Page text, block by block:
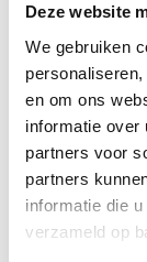
Deze website
We gebruiken
en om ons
informatie over
partners voor
partners
informatie die
verzameld op
Lees meer
Betaal
Gratis
14dagen
Al28 jaarde
Nieuw:Haal
Stel een